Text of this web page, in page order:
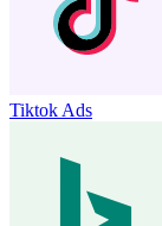
Tiktok Ads